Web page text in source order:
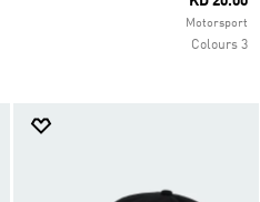
Motorsport
3 Colours